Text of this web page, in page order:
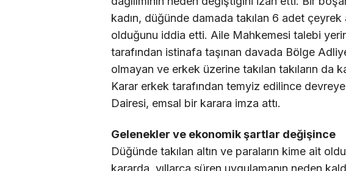
kadın, düğünde damada takılan 6 adet çeyrek
olduğunu iddia etti. Aile Mahkemesi talebi
tarafından istinafa taşınan davada Bölge
olmayan ve erkek üzerine takılan takıların da
Karar erkek tarafından temyiz edilince
Dairesi, emsal bir karara imza attı.
Gelenekler ve ekonomik şartlar değişince
Düğünde takılan altın ve paraların kime ait
kararda, yıllarca süren uygulamanın neden